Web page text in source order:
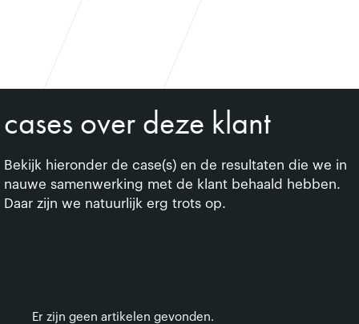
cases over deze klant
Bekijk hieronder de case(s) en de resultaten die we in
nauwe samenwerking met de klant behaald hebben.
Daar zijn we natuurlijk erg trots op.
Er zijn geen artikelen gevonden.